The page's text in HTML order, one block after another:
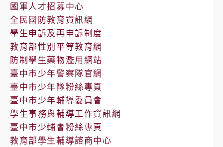
國軍人才招募中心
全民國防教育資訊網
學生申訴及再申訴制度
教育部性別平等教育網
防制學生藥物濫用網站
臺中市少年警察隊官網
臺中市少年隊粉絲專頁
臺中市少年輔導委員會
學生事務與輔導工作資訊網
臺中市少輔會粉絲專頁
教育部學生輔導諮商中心